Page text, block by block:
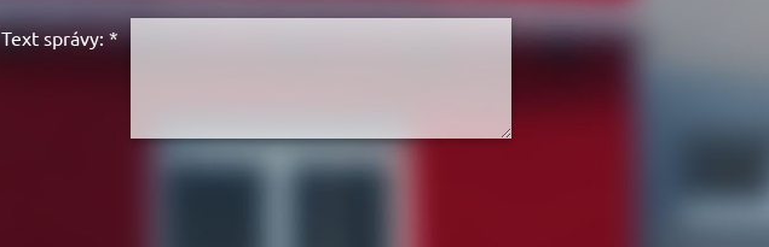
Text správy:*